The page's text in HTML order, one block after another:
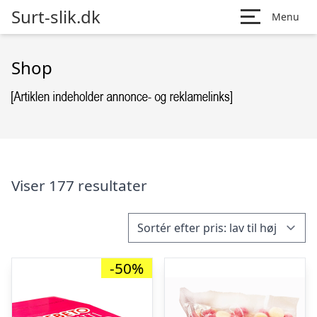
Surt-slik.dk Menu
Shop
Viser 177 resultater
-50%